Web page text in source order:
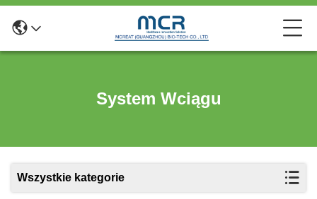
System Wciągu
Wszystkie kategorie